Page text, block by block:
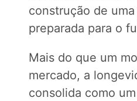
construção de
preparada para o
Mais do que um
mercado, a
consolida como